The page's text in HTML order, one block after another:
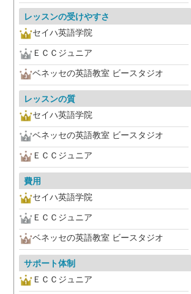
レッスンの受けやすさ
セイハ英語学院
ＥＣＣジュニア
ベネッセの英語教室 ビースタジオ
レッスンの質
セイハ英語学院
ベネッセの英語教室 ビースタジオ
ＥＣＣジュニア
費用
セイハ英語学院
ＥＣＣジュニア
ベネッセの英語教室 ビースタジオ
サポート体制
ＥＣＣジュニア